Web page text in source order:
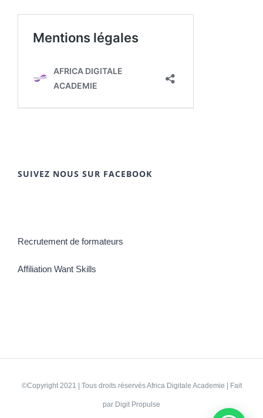
SUIVEZ NOUS SUR FACEBOOK
Recrutement de formateurs
Affiliation Want Skills
©Copyright 2021 | Tous droits réservésAfrica Digitale Academie | Fait
par Digit Propulse